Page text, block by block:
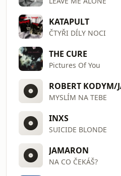
KATAPULT
ČTYŘI DÍLY NOCI
THE CURE
Pictures Of You
MYSLÍM NA TEBE
INXS
SUICIDE BLONDE
JAMARON
NA CO ČEKÁŠ?